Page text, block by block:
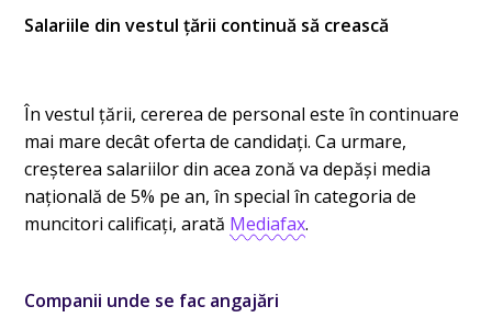
Salariile din vestul țării continuă să crească
În vestul țării, cererea de personal este în continuare
mai mare decât oferta de candidați. Ca urmare,
creșterea salariilor din acea zonă va depăși media
națională de 5% pe an, în special în categoria de
muncitori calificați, arată Mediafax.
Companii unde se fac angajări